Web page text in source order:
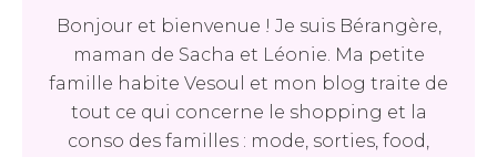
Bonjour et bienvenue ! Je suis Bérangère,
maman de Sacha et Léonie. Ma petite
famille habite Vesoul et mon blog traite de
tout ce qui concerne le shopping et la
conso des familles : mode, sorties, food,